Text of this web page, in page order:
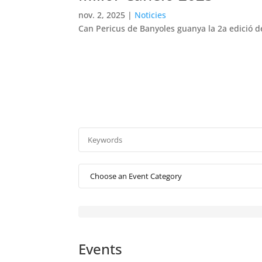
nov. 2, 2025 | Noticies
Can Pericus de Banyoles guanya la 2a edició
Events